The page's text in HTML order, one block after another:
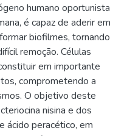
humano oportunista
é capaz de aderir em
biofilmes, tornando
remoção. Células
em importante
comprometendo a
O objetivo deste
nisina e dos
ácido peracético, em